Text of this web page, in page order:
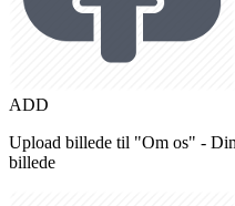
ADD
Upload billede til "Om os" -
billede